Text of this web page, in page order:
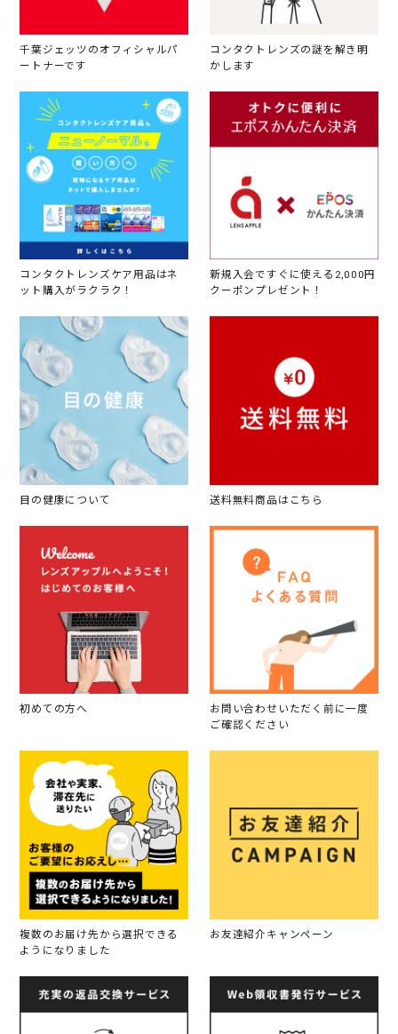
千葉ジェッツのオフィシャルパ
ートナーです
コンタクトレンズの謎を解き明
かします
コンタクトレンズケア用品はネ
ット購入がラクラク！
新規入会ですぐに使える2,000円
クーポンプレゼント！
目の健康について 送料無料商品はこちら
初めての方へ
お問い合わせいただく前に一度
ご確認ください
複数のお届け先から選択できる
ようになりました
お友達紹介キャンペーン